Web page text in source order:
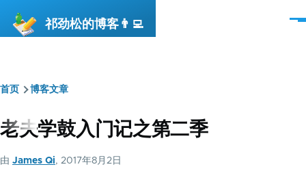
祁劲松的博客👨‍💻
菜
面
包
屑
首页 博客文章
老夫学鼓入门记之第二季
由 James Qi, 2017年8月2日